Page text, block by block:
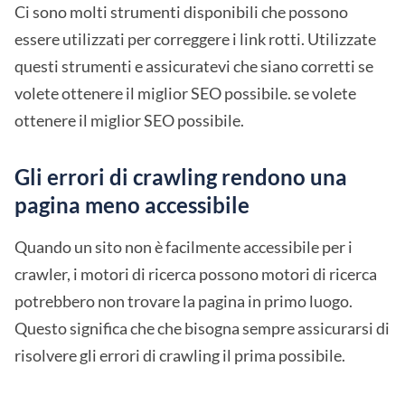
Ci sono molti strumenti disponibili che possono
essere utilizzati per correggere i link rotti. Utilizzate
questi strumenti e assicuratevi che siano corretti se
volete ottenere il miglior SEO possibile. se volete
ottenere il miglior SEO possibile.
Gli errori di crawling rendono una
pagina meno accessibile
Quando un sito non è facilmente accessibile per i
crawler, i motori di ricerca possono motori di ricerca
potrebbero non trovare la pagina in primo luogo.
Questo significa che che bisogna sempre assicurarsi di
risolvere gli errori di crawling il prima possibile.